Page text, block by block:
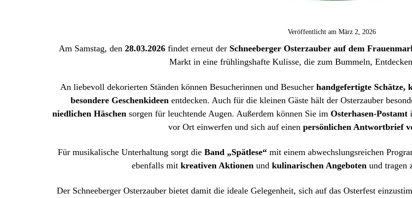
Veröffentlicht am März 2, 2026
Am Samstag, den 28.03.2026 findet erneut der Schneeberger Osterzauber auf dem
Markt in eine frühlingshafte Kulisse, die zum Bummeln,
An liebevoll dekorierten Ständen können Besucherinnen und Besucher handgefertigte Schätze,
besondere Geschenkideen entdecken. Auch für die kleinen Gäste hält der Osterzauber
niedlichen Häschen sorgen für leuchtende Augen. Außerdem können Sie im Osterhasen-Postamt
vor Ort einwerfen und sich auf einen persönlichen Antwortbrief
Für musikalische Unterhaltung sorgt die Band „Spätlese“mit einem abwechslungsreichen
ebenfalls mit kreativen Aktionen und kulinarischen Angeboten und tragen
Der Schneeberger Osterzauber bietet damit die ideale Gelegenheit, sich auf das Osterfest